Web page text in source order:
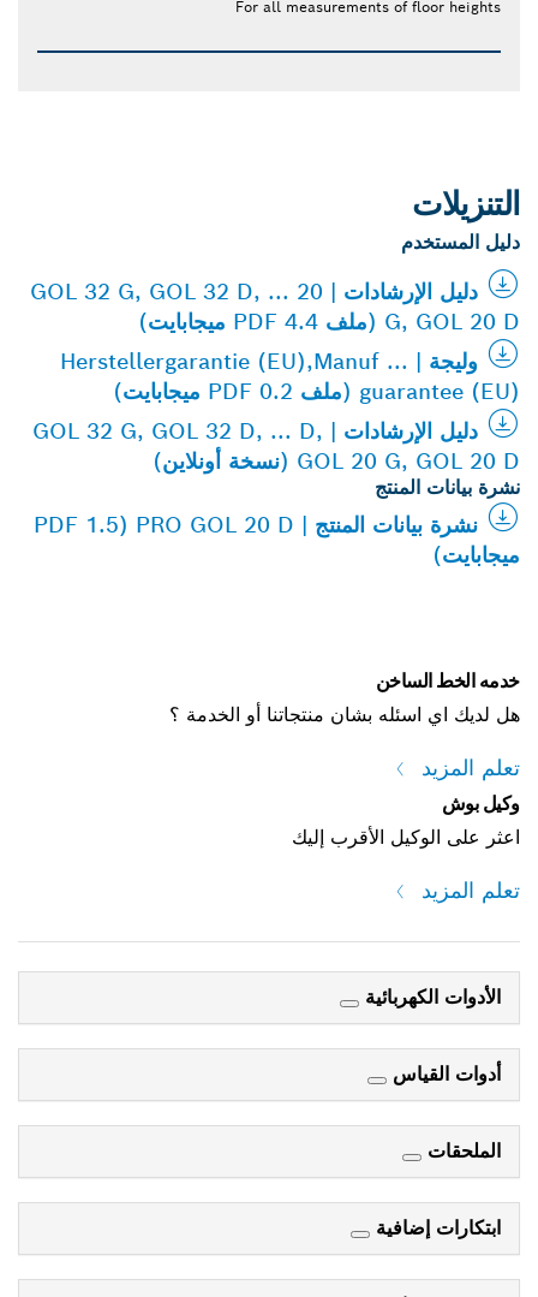
For all measurements of floor heights
التنزيلات
دليل المستخدم
دليل الإرشادات | GOL 32 G, GOL 32 D, ... 20
G, GOL 20 D (ملف PDF 4.4 ميجابايت)
وليجة | Herstellergarantie (EU),Manuf ...
guarantee (EU) (ملف PDF 0.2 ميجابايت)
دليل الإرشادات | GOL 32 G, GOL 32 D, ... D,
GOL 20 G, GOL 20 D (نسخة أونلاين)
نشرة بيانات المنتج
نشرة بيانات المنتج | PRO GOL 20 D (PDF 1.5
ميجابايت)
خدمه الخط الساخن
هل لديك اي اسئله بشان منتجاتنا أو الخدمة ؟
تعلم المزيد
وكيل بوش
اعثر على الوكيل الأقرب إليك
تعلم المزيد
الأدوات الكهربائية
أدوات القياس
الملحقات
ابتكارات إضافية